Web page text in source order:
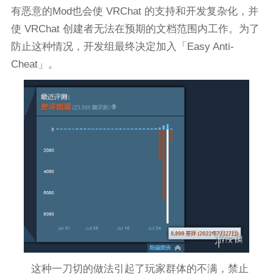
有恶意的Mod也会使 VRChat 的支持和开发复杂化，并
使 VRChat 创建者无法在预期的文档范围内工作。为了
防止这种情况，开发组最终决定加入「Easy Anti-
Cheat」。
这种一刀切的做法引起了玩家群体的不满，禁止